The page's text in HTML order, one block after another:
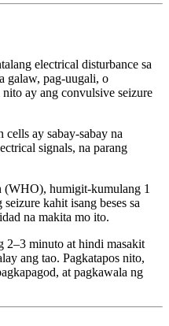
electrical disturbance sa
galaw, pag-uugali, o
ay ang convulsive seizure
ay sabay-sabay na
signals, na parang
(WHO), humigit-kumulang 1
kahit isang beses sa
na makita mo ito.
2–3 minuto at hindi masakit
ang tao. Pagkatapos nito,
at pagkawala ng